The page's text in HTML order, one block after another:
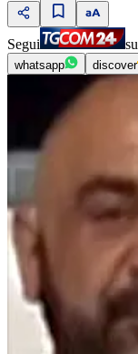
Segui su
whatsapp discover